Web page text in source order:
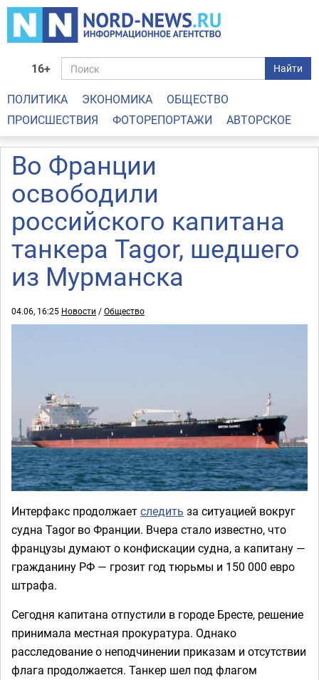
16+ Найти
ПОЛИТИКА ЭКОНОМИКА
ОБЩЕСТВО
ПРОИСШЕСТВИЯ
ФОТОРЕПОРТАЖИ АВТОРСКОЕ
Во Франции
освободили
российского капитана
танкера Tagor, шедшего
из Мурманска
04.06, 16:25 Новости /Общество
Интерфакс продолжаетследить за ситуацией вокруг
судна Tagor во Франции. Вчера стало известно, что
французы думают о конфискации судна, а капитану —
гражданину РФ — грозит год тюрьмы и 150 000 евро
штрафа.
Сегодня капитана отпустили в городе Бресте, решение
принимала местная прокуратура. Однако
расследование о неподчинении приказам и отсутствии
флага продолжается. Танкер шел под флагом